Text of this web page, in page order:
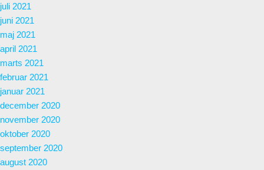
juli 2021
juni 2021
maj 2021
april 2021
marts 2021
februar 2021
januar 2021
december 2020
november 2020
oktober 2020
september 2020
august 2020